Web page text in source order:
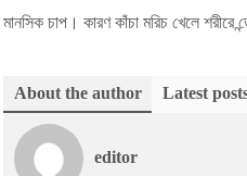
মানসিক চাপ। কারণ কাঁচা মরিচ খেলে শরীরে
About the author Latest
editor